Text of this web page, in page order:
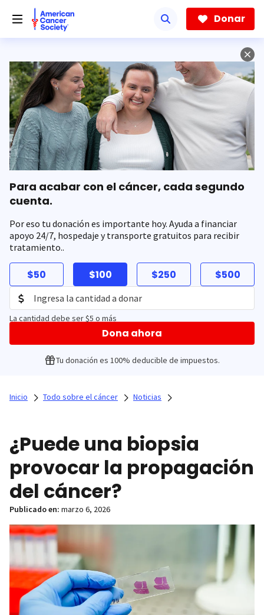
hacia
contenido
Donar
Para acabar con el cáncer, cada segundo
cuenta.
Por eso tu donación es importante hoy. Ayuda a financiar
apoyo 24/7, hospedaje y transporte gratuitos para recibir
tratamiento..
$50 $100 $250 $500
La cantidad debe ser $5 o más
Dona ahora
Tu donación es 100% deducible de impuestos.
Inicio Todo sobre el cáncer Noticias
¿Puede una biopsia
provocar la propagación
del cáncer?
Publicado en: marzo 6, 2026